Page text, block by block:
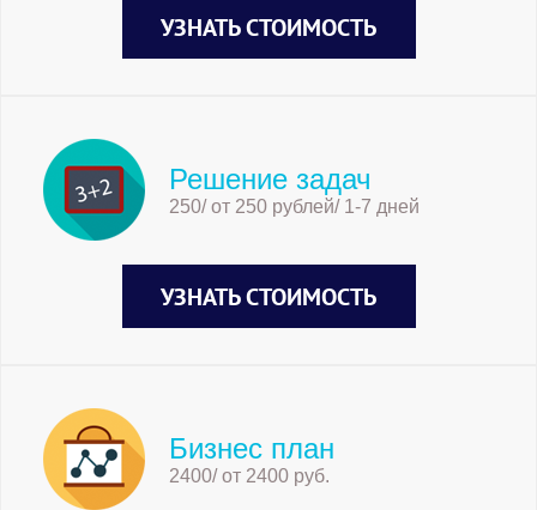
УЗНАТЬ СТОИМОСТЬ
Решение задач
250/ от 250 рублей/ 1-7 дней
УЗНАТЬ СТОИМОСТЬ
Бизнес план
2400/ от 2400 руб.